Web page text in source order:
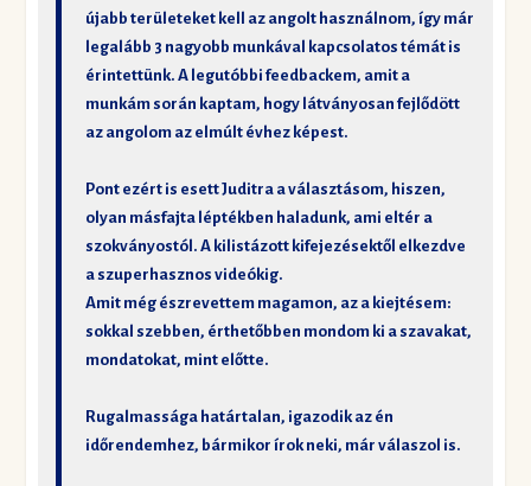
újabb területeket kell az angolt használnom, így már
legalább 3 nagyobb munkával kapcsolatos témát is
érintettünk. A legutóbbi feedbackem, amit a
munkám során kaptam, hogy látványosan fejlődött
az angolom az elmúlt évhez képest.
Pont ezért is esett Juditra a választásom, hiszen,
olyan másfajta léptékben haladunk, ami eltér a
szokványostól. A kilistázott kifejezésektől elkezdve
a szuperhasznos videókig.
Amit még észrevettem magamon, az a kiejtésem:
sokkal szebben, érthetőbben mondom ki a szavakat,
mondatokat, mint előtte.
Rugalmassága határtalan, igazodik az én
időrendemhez, bármikor írok neki, már válaszol is.